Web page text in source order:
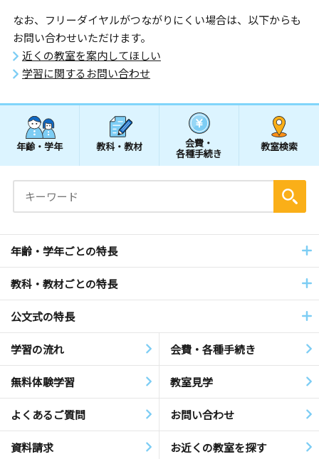
なお、フリーダイヤルがつながりにくい場合は、以下からも
お問い合わせいただけます。
近くの教室を案内してほしい
学習に関するお問い合わせ
年齢・学年 教科・教材 会費・
各種手続き
教室検索
年齢・学年ごとの特長
教科・教材ごとの特長
公文式の特長
学習の流れ 会費・各種手続き
無料体験学習 教室見学
よくあるご質問 お問い合わせ
資料請求 お近くの教室を探す